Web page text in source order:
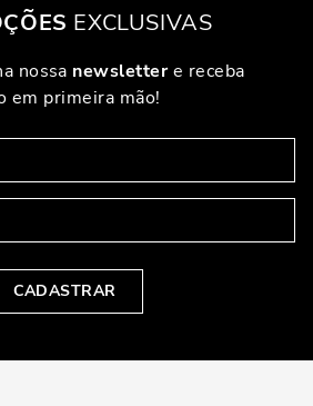
EXCLUSIVAS
nossa newslettere receba
em primeira mão!
CADASTRAR